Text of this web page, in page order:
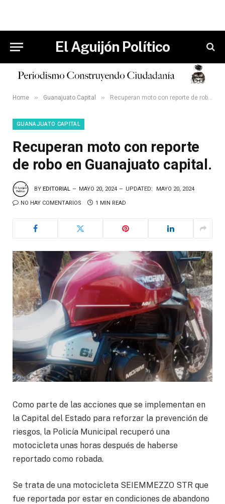
El Aguijón Político
Home » Guanajuato Capital » Recuperan moto con reporte de robo en Guanajuato capital.
GUANAJUATO CAPITAL
Recuperan moto con reporte
de robo en Guanajuato capital.
BY EDITORIAL MAYO 20, 2024 UPDATED: MAYO 20, 2024
NO HAY COMENTARIOS 1 MIN READ
Como parte de las acciones que se implementan en
la Capital del Estado para reforzar la prevención de
riesgos, la Policía Municipal recuperó una
motocicleta unas horas después de haberse
reportado como robada.
Se trata de una motocicleta SEIEMMEZZO STR que
fue reportada por estar en condiciones de abandono